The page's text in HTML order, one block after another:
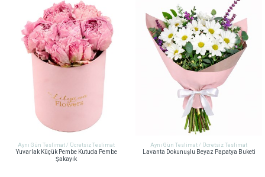
Aynı Gün Teslimat / Ücretsiz Teslimat
Yuvarlak Küçük Pembe Kutuda Pembe
Şakayık
Aynı Gün Teslimat / Ücretsiz Teslimat
Lavanta Dokunuşlu Beyaz Papatya Buketi